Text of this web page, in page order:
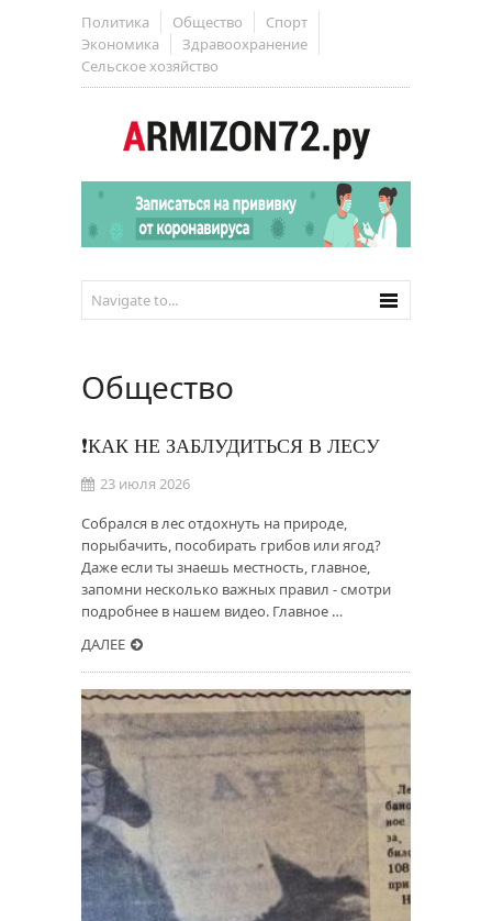
Политика Общество
Спорт
Экономика
Здравоохранение
Сельское хозяйство
Общество
❗КАК НЕ ЗАБЛУДИТЬСЯ В ЛЕСУ
23 июля 2026
Собрался в лес отдохнуть на природе,
порыбачить, пособирать грибов или ягод?
Даже если ты знаешь местность, главное,
запомни несколько важных правил - смотри
подробнее в нашем видео. Главное …
ДАЛЕЕ